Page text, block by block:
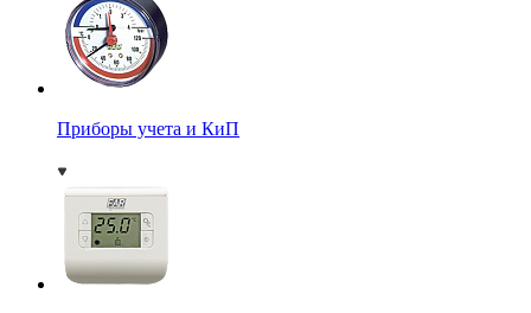
Приборы учета и КиП